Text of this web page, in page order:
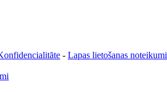
- Lapas lietošanas noteikumi